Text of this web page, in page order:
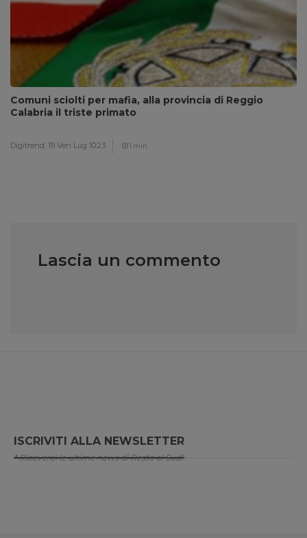
Comuni sciolti per mafia, alla provincia di Reggio
Calabria il triste primato
Digitrend, 19 Ven Lug 10:23 1 min
Lascia un commento
ISCRIVITI ALLA NEWSLETTER
* Riceverai le ultime news di Resto al Sud!